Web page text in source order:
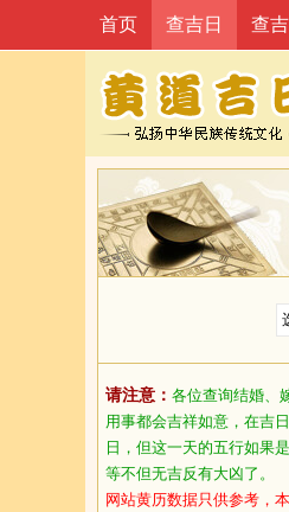
首页 查吉日 查
请注意： 各位查询结婚、
用事都会吉祥如意，在吉
日，但这一天的五行如果
等不但无吉反有大凶了。
网站黄历数据只供参考，